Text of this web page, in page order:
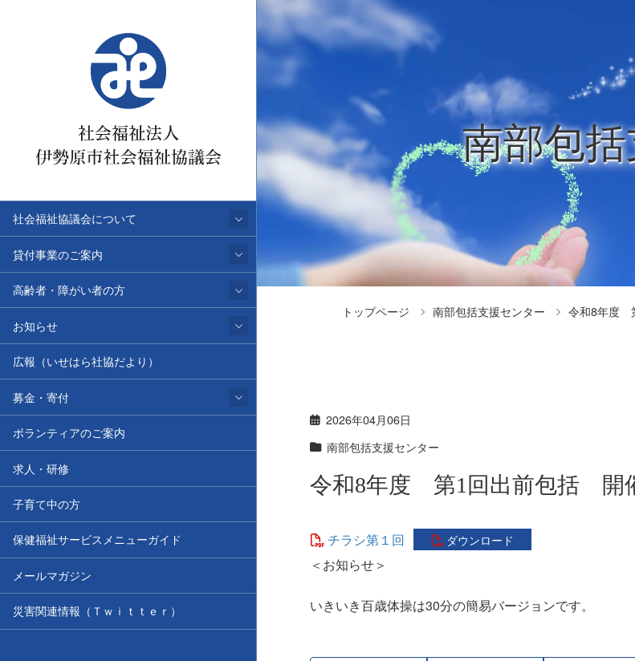
社会福祉協議会について
貸付事業のご案内
高齢者・障がい者の方
お知らせ
広報（いせはら社協だより）
募金・寄付
ボランティアのご案内
求人・研修
子育て中の方
保健福祉サービスメニューガイド
メールマガジン
災害関連情報（Ｔｗｉｔｔｅｒ）
南部包
トップページ 南部包括支援センター 令和8年度
2026年04月06日
南部包括支援センター
令和8年度 第1回出前包括 開
チラシ第１回 ダウンロード
＜お知らせ＞
いきいき百歳体操は30分の簡易バージョンです。